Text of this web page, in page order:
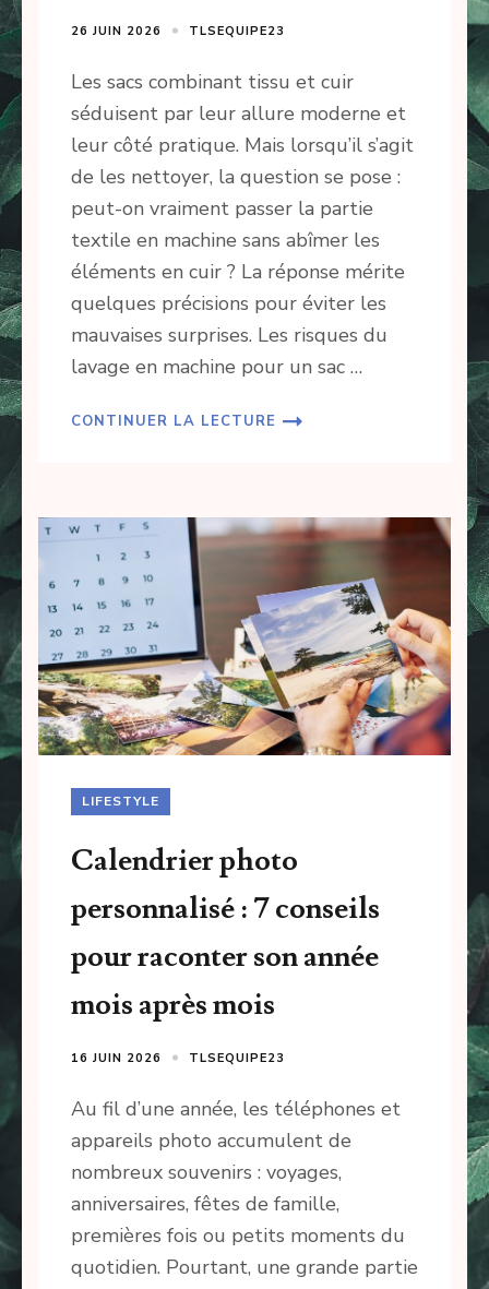
26 JUIN 2026 TLSEQUIPE23
Les sacs combinant tissu et cuir
séduisent par leur allure moderne et
leur côté pratique. Mais lorsqu’il s’agit
de les nettoyer, la question se pose :
peut-on vraiment passer la partie
textile en machine sans abîmer les
éléments en cuir ? La réponse mérite
quelques précisions pour éviter les
mauvaises surprises. Les risques du
lavage en machine pour un sac …
CONTINUER LA LECTURE
LIFESTYLE
Calendrier photo
personnalisé : 7 conseils
pour raconter son année
mois après mois
16 JUIN 2026 TLSEQUIPE23
Au fil d’une année, les téléphones et
appareils photo accumulent de
nombreux souvenirs : voyages,
anniversaires, fêtes de famille,
premières fois ou petits moments du
quotidien. Pourtant, une grande partie